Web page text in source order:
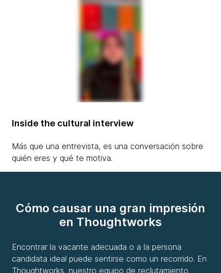
Inside the cultural interview
Más que una entrevista, es una conversación sobre
quién eres y qué te motiva.
Cómo causar una gran impresión
en Thoughtworks
Encontrar la vacante adecuada o a la persona
candidata ideal puede sentirse como un recorrido. En
Thoughtworks, nuestro equipo de reclutamiento